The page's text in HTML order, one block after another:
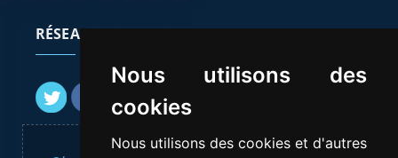
Nous utilisons des
cookies
Nous utilisons des cookies et d'autres
RÉSEAUX SOCIAUX